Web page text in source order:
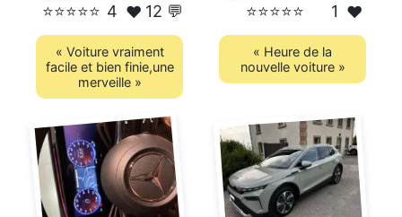
⭐⭐⭐⭐⭐ 12 💬
4 ❤️
« Voiture vraiment
facile et bien finie,une
merveille »
⭐⭐⭐⭐⭐ 1 ❤️
« Heure de la
nouvelle voiture »